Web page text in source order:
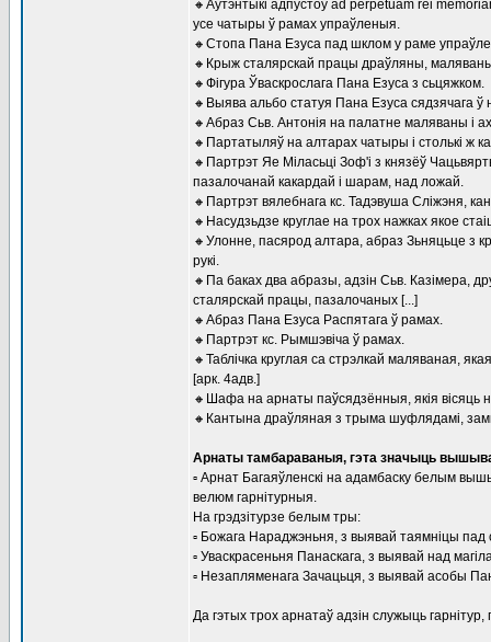
🔸Аўтэнтыкі адпустоў ad perpetuam rei
усе чатыры ў рамах упраўленыя.
🔸Стопа Пана Езуса пад шклом у раме
🔸Крыж сталярскай працы драўляны,
🔸Фігура Ўваскрослага Пана Езуса з сьцяжком.
🔸Выява альбо статуя Пана Езуса сядзячага
🔸Абраз Сьв. Антонія на палатне маляваны і
🔸Партатыляў на алтарах чатыры і столькі ж
🔸Партрэт Яе Міласьці Зоф'і з князёў
пазалочанай какардай і шарам, над ложай.
🔸Партрэт вялебнага кс. Тадэвуша Сліжэня,
🔸Насудзьдзе круглае на трох нажках якое
🔸Улонне, пасярод алтара, абраз Зьняцьце з
рукі.
🔸Па баках два абразы, адзін Сьв. Казімера,
сталярскай працы, пазалочаных [...]
🔸Абраз Пана Езуса Распятага ў рамах.
🔸Партрэт кс. Рымшэвіча ў рамах.
🔸Таблічка круглая са стрэлкай маляваная,
[арк. 4адв.]
🔸Шафа на арнаты паўсядзённыя, якія вісяць
🔸Кантына драўляная з трыма шуфлядамі,
Арнаты тамбараваныя, гэта значыць
▫ Арнат Багаяўленскі на адамбаску белым
велюм гарнітурныя.
На грэдзітурзе белым тры:
▫ Божага Нараджэньня, з выявай таямніцы
▫ Уваскрасеньня Панаскага, з выявай над
▫ Незапляменага Зачацьця, з выявай асобы
Да гэтых трох арнатаў адзін служыць